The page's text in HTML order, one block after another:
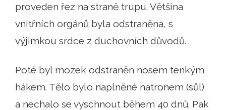
proveden řez na straně trupu. Většina
vnitřních orgánů byla odstraněna, s
výjimkou srdce z duchovních důvodů.
Poté byl mozek odstraněn nosem tenkým
hákem. Tělo bylo naplněné natronem (sůl)
a nechalo se vyschnout během 40 dnů. Pak